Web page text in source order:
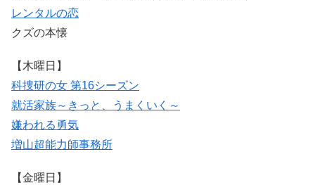
レンタルの恋
クズの本懐
【木曜日】
科捜研の女 第16シーズン
就活家族～きっと、うまくいく～
嫌われる勇気
増山超能力師事務所
【金曜日】